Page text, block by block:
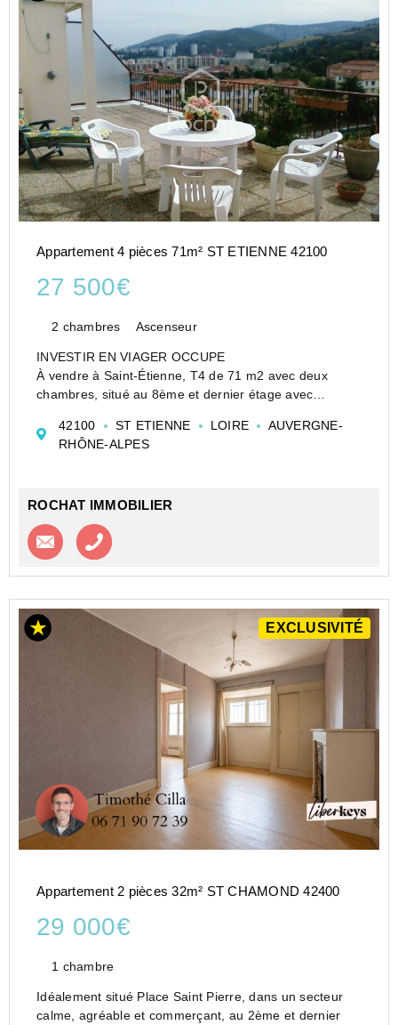
Appartement 4 pièces 71m² ST ETIENNE 42100
27 500€
2 chambres Ascenseur
INVESTIR EN VIAGER OCCUPE
À vendre à Saint-Étienne, T4 de 71 m2 avec deux
chambres, situé au 8ème et dernier étage avec
bien offre une terrasse exceptionnelle de 47 m2, idéale
pour profiter d'un espace ...
42100 ST ETIENNE LOIRE
AUVERGNE-
RHÔNE-ALPES
ROCHAT IMMOBILIER
Contacter l'agence
EXCLUSIVITÉ
Appartement 2 pièces 32m² ST CHAMOND 42400
29 000€
1 chambre
Idéalement situé Place Saint Pierre, dans un secteur
calme, agréable et commerçant, au 2ème et dernier